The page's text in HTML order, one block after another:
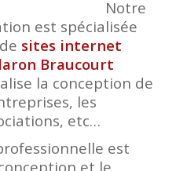
Notre
est spécialisée
sites internet
Braucourt
la conception de
les
etc…
est
et le